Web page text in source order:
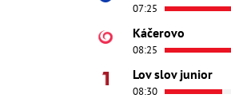
07:25
Káčerovo
08:25
Lov slov junior
08:30